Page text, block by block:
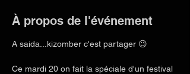
À propos de l'événement
A saida...kizomber c'est partager 😉
Ce mardi 20 on fait la spéciale d'un festival